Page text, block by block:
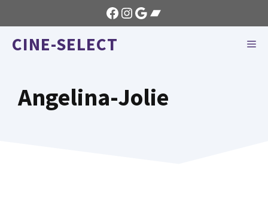
au
contenu
Facebook
Instagram
GoogleBandcamp
CINE-SELECT
Angelina-Jolie